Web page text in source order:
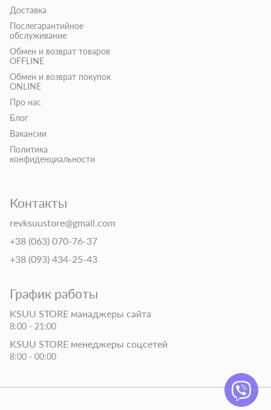
Доставка
Послегарантийное
обслуживание
Обмен и возврат товаров
OFFLINE
Обмен и возврат покупок
ONLINE
Про нас
Блог
Вакансии
Политика
конфиденциальности
Контакты
revksuustore@gmail.com
+38 (063) 070-76-37
+38 (093) 434-25-43
График работы
KSUU STORE манаджеры сайта
8:00 - 21:00
KSUU STORE менеджеры соцсетей
8:00 - 00:00